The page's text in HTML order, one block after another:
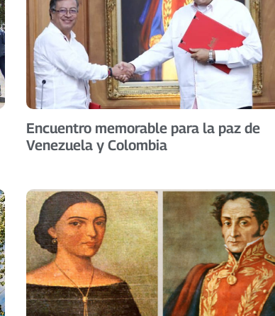
Encuentro memorable para la paz de
Venezuela y Colombia